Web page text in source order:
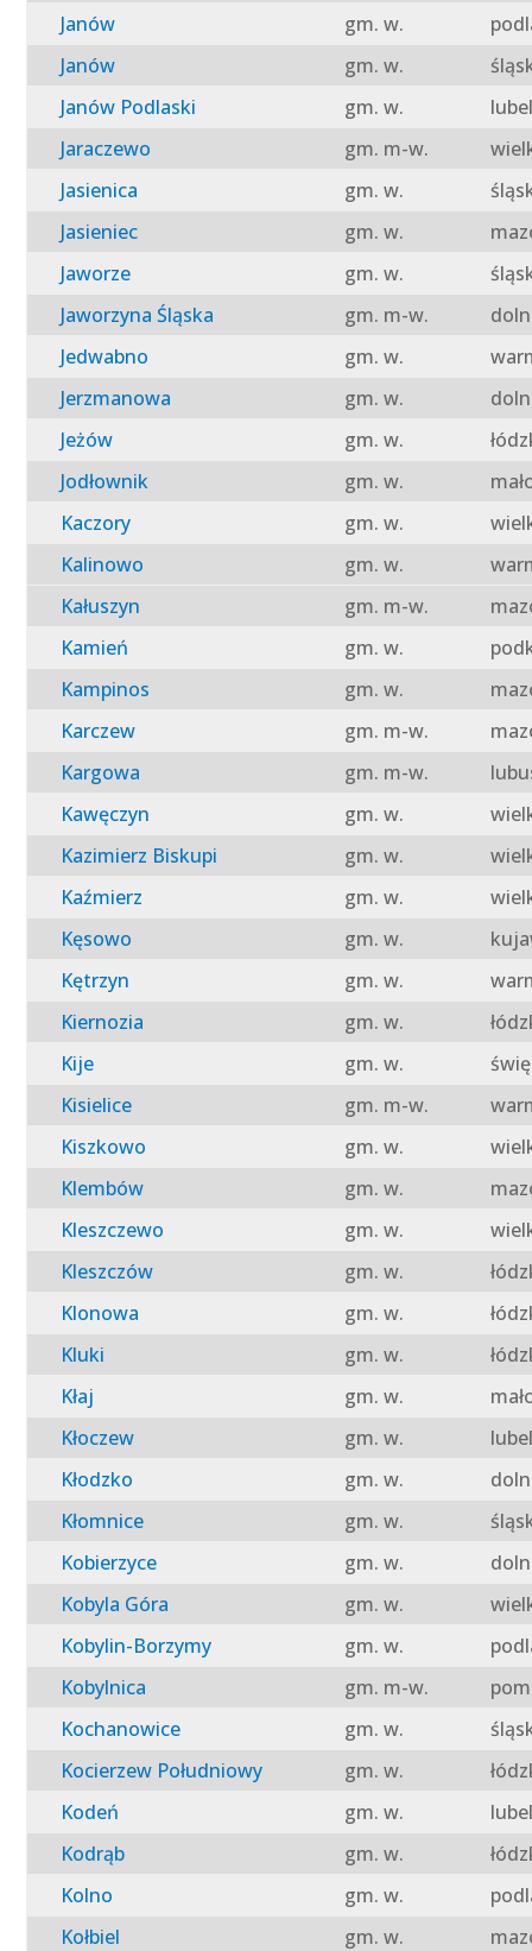
Janów gm. w.
Janów
gm. w.
Janów Podlaski
gm. w.
Jaraczewo
gm. m-w.
Jasienica
gm. w.
Jasieniec
gm. w.
Jaworze
gm. w.
Jaworzyna Śląska
gm. m-w.
Jedwabno
gm. w.
Jerzmanowa
gm. w.
Jeżów
gm. w.
Jodłownik
gm. w.
Kaczory
gm. w.
Kalinowo
gm. w.
Kałuszyn
gm. m-w.
Kamień
gm. w.
Kampinos
gm. w.
Karczew
gm. m-w.
Kargowa
gm. m-w.
Kawęczyn
gm. w.
Kazimierz Biskupi
gm. w.
Kaźmierz
gm. w.
Kęsowo
gm. w.
Kętrzyn
gm. w.
Kiernozia
gm. w.
Kije
gm. w.
Kisielice
gm. m-w.
Kiszkowo
gm. w.
Klembów
gm. w.
Kleszczewo
gm. w.
Kleszczów
gm. w.
Klonowa
gm. w.
Kluki
gm. w.
Kłaj
gm. w.
Kłoczew
gm. w.
Kłodzko
gm. w.
Kłomnice
gm. w.
Kobierzyce
gm. w.
Kobyla Góra
gm. w.
Kobylin-Borzymy
gm. w.
Kobylnica
gm. m-w.
Kochanowice
gm. w.
Kocierzew Południowy
gm. w.
Kodeń
gm. w.
Kodrąb
gm. w.
Kolno
gm. w.
Kołbiel
gm. w.